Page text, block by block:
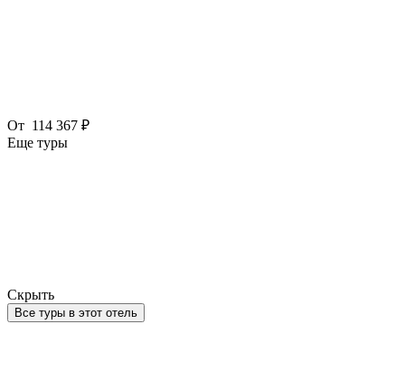
От 114 367 ₽
Еще туры
Скрыть
Все туры в этот отель